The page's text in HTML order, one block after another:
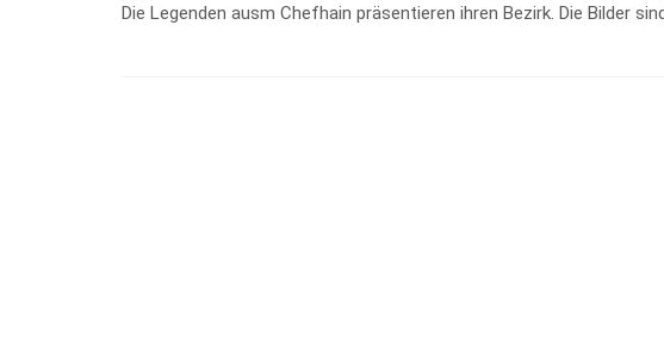
Die Legenden ausm Chefhain präsentieren ihren Bezirk. Die Bilder